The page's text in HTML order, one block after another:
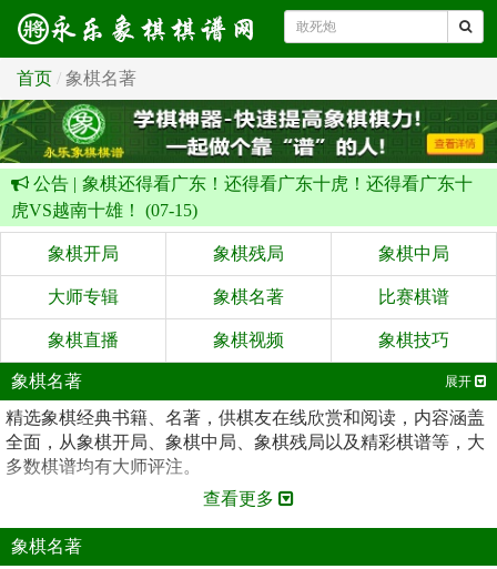
首页 象棋名著
公告 | 象棋还得看广东！还得看广东十虎！还得看广东十
虎VS越南十雄！ (07-15)
象棋开局 象棋残局 象棋中局
大师专辑 象棋名著 比赛棋谱
象棋直播 象棋视频 象棋技巧
象棋名著 展开
精选象棋经典书籍、名著，供棋友在线欣赏和阅读，内容涵盖
全面，从象棋开局、象棋中局、象棋残局以及精彩棋谱等，大
多数棋谱均有大师评注。
查看更多
象棋名著